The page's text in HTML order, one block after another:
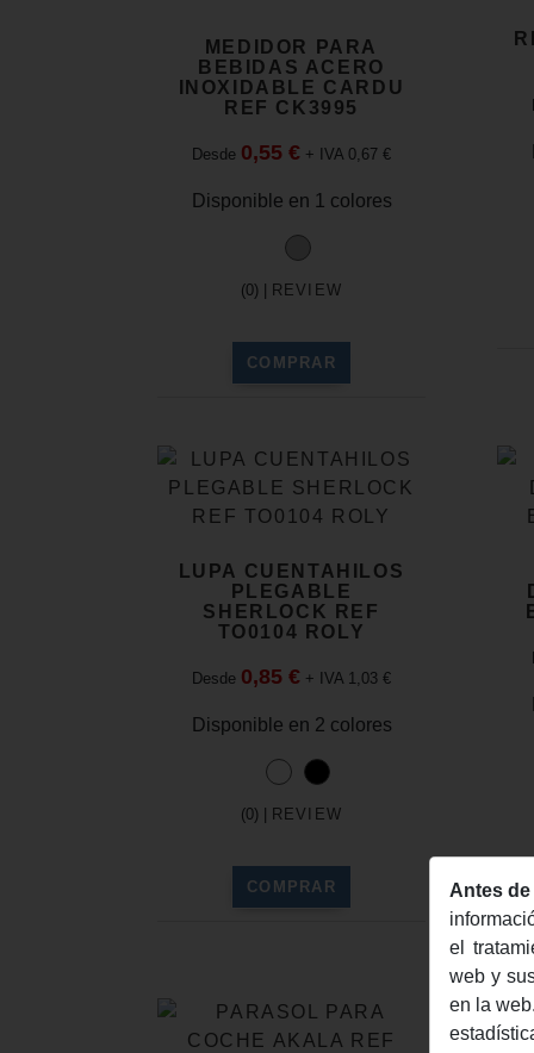
Antes
el
web y
en la
MEDIDOR PARA
BEBIDAS ACERO
INOXIDABLE CARDU
REF CK3995
Desde 0,55 € + IVA 0,67 €
Disponible en 1 colores
(0) | REVIEW
COMPRAR
LUPA CUENTAHILOS
PLEGABLE
SHERLOCK REF
TO0104 ROLY
Desde 0,85 € + IVA 1,03 €
Disponible en 2 colores
(0) | REVIEW
COMPRAR